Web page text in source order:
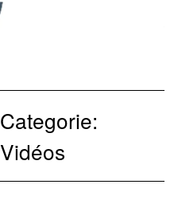
Categorie:
Vidéos